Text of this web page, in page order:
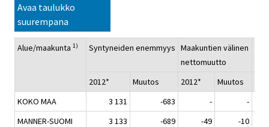
Avaa taulukko
suurempana
Alue/maakunta 1) Syntyneiden enemmyys Maakuntien välinen
nettomuutto
2012* Muutos 2012* Muutos
KOKO MAA
3 131 -683 -
-
MANNER-SUOMI
3 133 -689 -49
-10